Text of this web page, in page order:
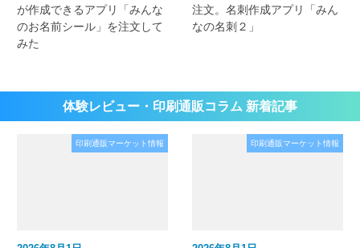
が作成できるアプリ「みんな
のお名前シール」を注文して
みた
注文。名刺作成アプリ「みん
なの名刺２」
体験レビュー・印刷通販コラム 新着記事
印刷通販マーケット情報 印刷通販マーケット情報